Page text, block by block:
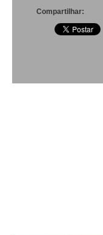
Compartilhar: